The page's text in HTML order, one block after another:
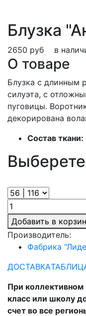
Блузка
2650 руб в
О товаре
Блузка с длинным
силуэта, с
пуговицы.
декорирована
Состав ткани:
Добавить в
Производитель:
Фабрика
ДОСТАВКА
При
класс или школу
счет во все